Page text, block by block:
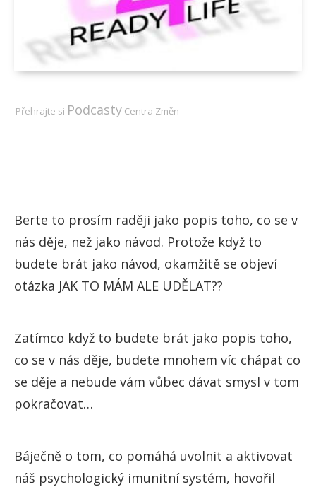
Přehrajte si Podcasty Centra Změn
Berte to prosím raději jako popis toho, co se v
nás děje, než jako návod. Protože když to
budete brát jako návod, okamžitě se objeví
otázka JAK TO MÁM ALE UDĚLAT??
Zatímco když to budete brát jako popis toho,
co se v nás děje, budete mnohem víc chápat co
se děje a nebude vám vůbec dávat smysl v tom
pokračovat…
Báječně o tom, co pomáhá uvolnit a aktivovat
náš psychologický imunitní systém, hovořil